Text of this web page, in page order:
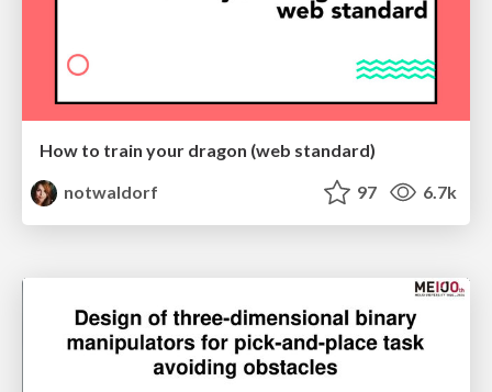
How to train your dragon (web standard)
notwaldorf
97 6.7k